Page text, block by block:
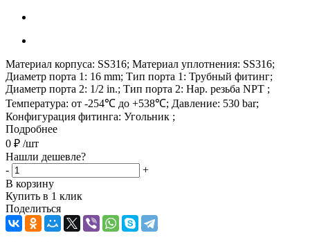
Материал корпуса: SS316; Материал уплотнения: SS316;
Диаметр порта 1: 16 mm; Тип порта 1: Трубный фитинг;
Диаметр порта 2: 1/2 in.; Тип порта 2: Нар. резьба NPT ;
Температура: от -254℃ до +538℃; Давление: 530 bar;
Конфигурация фитинга: Угольник ;
Подробнее
0 ₽ /шт
Нашли дешевле?
-
+
В корзину
Купить в 1 клик
Поделиться